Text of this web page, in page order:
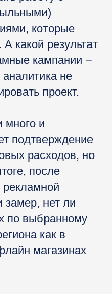
которые
какой результат
кампании −
не
проект.
много и
подтверждение
расходов, но
после
рекламной
нет ли
по выбранному
как в
магазинах